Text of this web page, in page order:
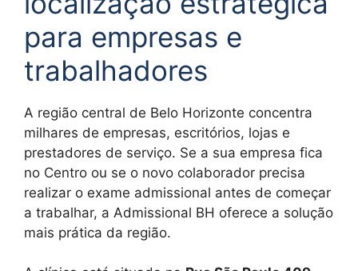
para empresas e
trabalhadores
A região central de Belo Horizonte concentra
milhares de empresas, escritórios, lojas e
prestadores de serviço. Se a sua empresa fica
no Centro ou se o novo colaborador precisa
realizar o exame admissional antes de começar
a trabalhar, a Admissional BH oferece a solução
mais prática da região.